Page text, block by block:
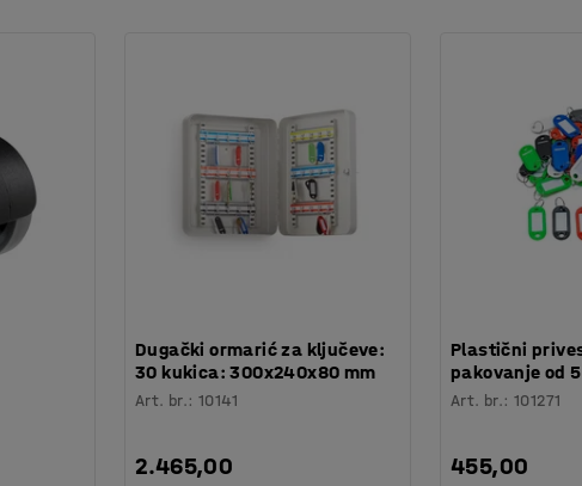
Dugački ormarić za ključeve:
30 kukica: 300x240x80 mm
Art. br.:10141
2.465,00
Plastični
pakovanje od
Art. br.:101271
455,00